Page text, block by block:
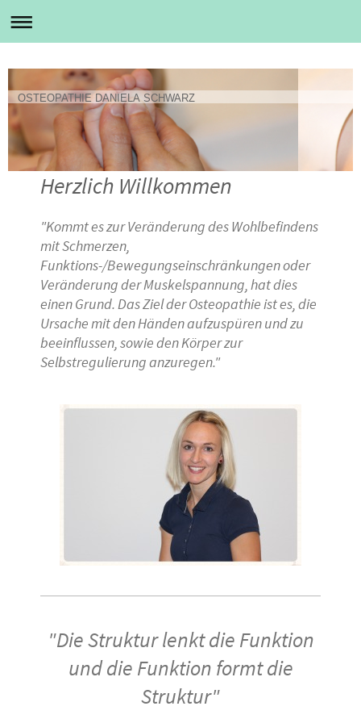
OSTEOPATHIE DANIELA SCHWARZ
Herzlich Willkommen
"Kommt es zur Veränderung des Wohlbefindens
mit Schmerzen,
Funktions-/Bewegungseinschränkungen oder
Veränderung der Muskelspannung, hat dies
einen Grund. Das Ziel der Osteopathie ist es, die
Ursache mit den Händen aufzuspüren und zu
beeinflussen, sowie den Körper zur
Selbstregulierung anzuregen."
"Die Struktur lenkt die Funktion
und die Funktion formt die
Struktur"